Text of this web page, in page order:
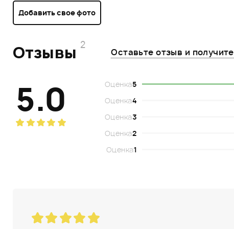
Добавить свое фото
Отзывы 2
Оставьте отзыв и получите
5.0 Оценка5
Оценка4
Оценка3
Оценка2
Оценка1